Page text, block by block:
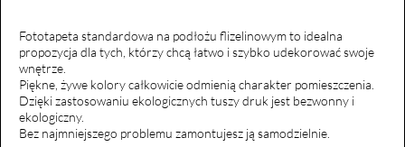
Fototapeta standardowa na podłożu flizelinowym to idealna
propozycja dla tych, którzy chcą łatwo i szybko udekorować swoje
wnętrze.
Piękne, żywe kolory całkowicie odmienią charakter pomieszczenia.
Dzięki zastosowaniu ekologicznych tuszy druk jest bezwonny i
ekologiczny.
Bez najmniejszego problemu zamontujesz ją samodzielnie.